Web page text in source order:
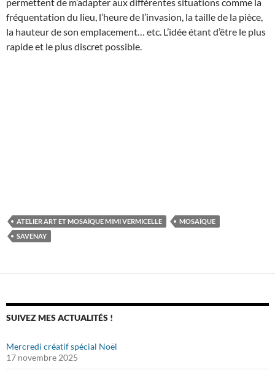
fréquentation du lieu, l’heure de l’invasion, la taille de la pièce,
la hauteur de son emplacement… etc. L’idée étant d’être le plus
rapide et le plus discret possible.
ATELIER ART ET MOSAÏQUE MIMI VERMICELLE
MOSAÏQUE
SAVENAY
SUIVEZ MES ACTUALITÉS !
Mercredi créatif spécial Noël
17 novembre 2025